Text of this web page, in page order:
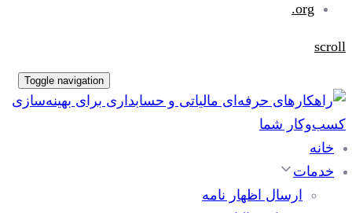
org.
scroll
Toggle navigation
خانه
خدمات
ارسال اظهار نامه